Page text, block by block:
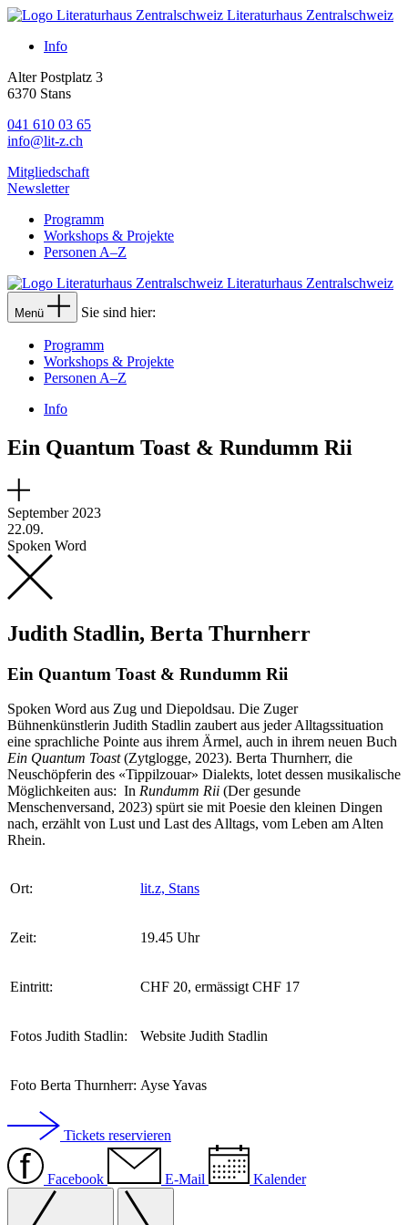
Literaturhaus Zentralschweiz
Info
Alter Postplatz 3
6370 Stans
041 610 03 65
info@lit-z.ch
Mitgliedschaft
Newsletter
Programm
Workshops & Projekte
Personen A–Z
Literaturhaus Zentralschweiz
Menü Sie sind hier:
Programm
Workshops & Projekte
Personen A–Z
Info
Ein Quantum Toast & Rundumm Rii
September 2023
22.09.
Spoken Word
Judith Stadlin, Berta Thurnherr
Ein Quantum Toast & Rundumm Rii
Spoken Word aus Zug und Diepoldsau. Die Zuger
Bühnenkünstlerin Judith Stadlin zaubert aus jeder Alltagssituation
eine sprachliche Pointe aus ihrem Ärmel, auch in ihrem neuen Buch
Ein Quantum Toast(Zytglogge, 2023). Berta Thurnherr, die
Neuschöpferin des «Tippilzouar» Dialekts, lotet dessen musikalische
Möglichkeiten aus: In Rundumm Rii (Der gesunde
Menschenversand, 2023) spürt sie mit Poesie den kleinen Dingen
nach, erzählt von Lust und Last des Alltags, vom Leben am Alten
Rhein.
Ort: lit.z, Stans
Zeit: 19.45 Uhr
Eintritt: CHF 20, ermässigt CHF 17
Fotos Judith Stadlin: Website Judith Stadlin
Foto Berta Thurnherr: Ayse Yavas
Tickets reservieren
Facebook E-Mail Kalender